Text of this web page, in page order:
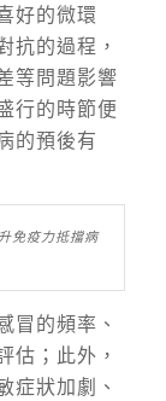
好的微環
抗的過程，
等問題影響
行的時節便
的預後有
免疫力抵擋病
冒的頻率、
估；此外，
症狀加劇、